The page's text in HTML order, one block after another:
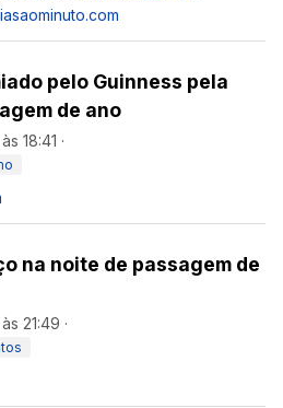
pelo Guinness pela
de ano
18:41 ·
na noite de passagem de
21:49 ·